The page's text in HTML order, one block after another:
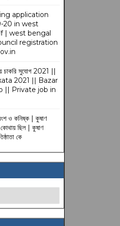
application
20 in west
| west bengal
registration
চাকরি সুযোগ 2021 ||
2021 || Bazar
|| Private job in
ও কনিষ্ক | কুষাণ
কোথায় ছিল | কুষাণ
কে